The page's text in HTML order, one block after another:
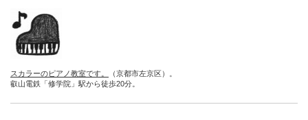
スカラーのピアノ教室です。
（京都市左京区）。
叡山電鉄「修学院」駅から徒歩20分。